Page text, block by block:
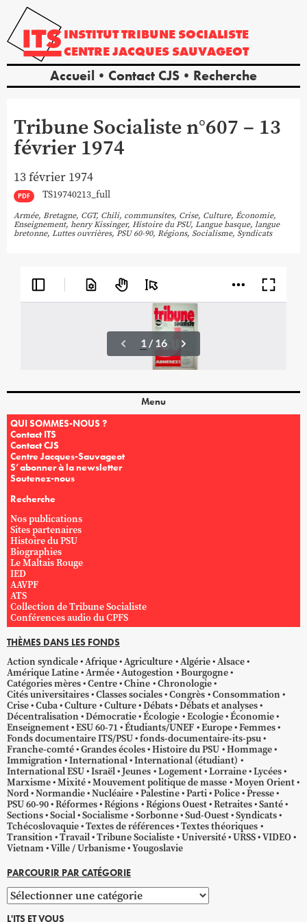
INSTITUTTRIBUNE SOCIALISTE
CENTREJACQUES SAUVAGEOT
Accueil Contact CJS Recherche
Tribune Socialiste n°607 – 13
février 1974
13 février 1974
PDF TS19740213_full
Armée, Bretagne, CGT, Chili, communsites, Crise, Culture, Économie,
Enseignement, henry Kissinger, Histoire du PSU, Langue basque, langue
bretonne, Luttes ouvrières, PSU 60-90, Régions, Socialisme, Syndicats
Menu
QUI SOMMES-NOUS ?
Contact ITS
Contact CJS
Centre Jacques-Sauvageot
S’abonner à la newsletter
Soutenez-nous
Recherche
Nos publications
Sites partenaires
Histoire du PSU
Biographies
Le Maltais Rouge
IED
AAVPF
ATS
Collection de Tribune Socialiste
Conférences audio du CPFS
THÈMES DANS LES FONDS
Action syndicale Afrique Agriculture Algérie Alsace
Amérique Latine Armée Autogestion
Bourgogne
Catégories mères Centre Chine Chronologie
Cités universitaires Classes sociales Congrès Consommation
Crise Cuba Culture Culture Débats Débats et analyses
Décentralisation Démocratie Écologie Ecologie Économie
Enseignement ESU 60-71 Étudiants/UNEF Europe Femmes
Fonds documentaire ITS/PSU fonds-documentaire-its-psu
Franche-comté Grandes écoles Histoire du PSU Hommage
Immigration International International (étudiant)
International ESU Israël Jeunes Logement Lorraine Lycées
Marxisme Mixité Mouvement politique de masse Moyen Orient
Nord Normandie Nucléaire Palestine Parti Police Presse
PSU 60-90 Réformes Régions Régions Ouest Retraites Santé
Sections Social Socialisme Sorbonne Sud-Ouest Syndicats
Tchécoslovaquie Textes de références Textes théoriques
Transition Travail Tribune Socialiste Université URSS VIDEO
Vietnam Ville / Urbanisme Yougoslavie
PARCOURIR PAR CATÉGORIE
Parcourir
par
L'ITS ET VOUS